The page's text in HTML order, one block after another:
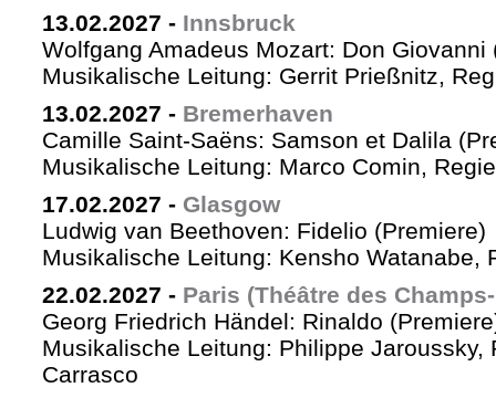
13.02.2027 - Innsbruck
Wolfgang Amadeus Mozart: Don Giovanni
Musikalische Leitung: Gerrit Prießnitz,
13.02.2027 - Bremerhaven
Camille Saint-Saëns: Samson et Dalila
Musikalische Leitung: Marco Comin,
17.02.2027 - Glasgow
Ludwig van Beethoven: Fidelio (Premiere)
Musikalische Leitung: Kensho Watanabe,
22.02.2027 - Paris (Théâtre des
Georg Friedrich Händel: Rinaldo
Musikalische Leitung: Philippe Jaroussky,
Carrasco